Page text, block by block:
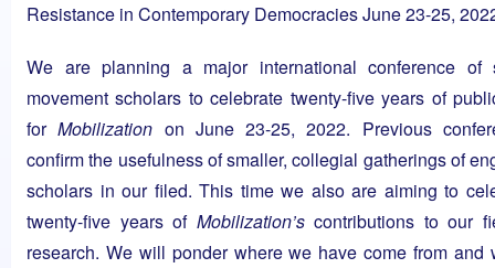
Resistance in Contemporary Democracies June 23-25,
We are planning a major international conference of
movement scholars to celebrate twenty-five years of
forMobilization on June 23-25, 2022. Previous
confirm the usefulness of smaller, collegial gatherings of
scholars in our filed. This time we also are aiming to
twenty-five years of Mobilization’scontributions to our
research. We will ponder where we have come from and